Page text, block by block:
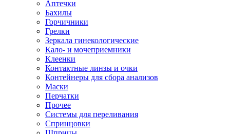
Аптечки
Бахилы
Горчичники
Грелки
Зеркала гинекологические
Кало- и мочеприемники
Клеенки
Контактные линзы и очки
Контейнеры для сбора анализов
Маски
Перчатки
Прочее
Системы для переливания
Спринцовки